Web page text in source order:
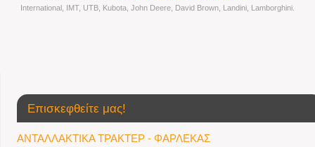
International, IMT, UTB, Kubota, John Deere, David Brown, Landini, Lamborghini.
Επισκεφθείτε μας!
ΑΝΤΑΛΛΑΚΤΙΚΑ ΤΡΑΚΤΕΡ - ΦΑΡΛΕΚΑΣ